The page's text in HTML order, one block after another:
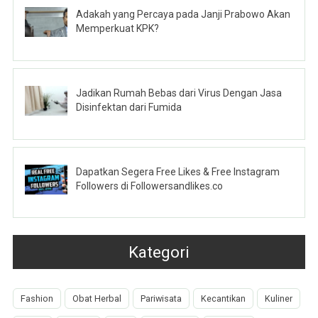
Adakah yang Percaya pada Janji Prabowo Akan
Memperkuat KPK?
Jadikan Rumah Bebas dari Virus Dengan Jasa
Disinfektan dari Fumida
Dapatkan Segera Free Likes & Free Instagram
Followers di Followersandlikes.co
Kategori
Fashion Obat Herbal Pariwisata Kecantikan Kuliner